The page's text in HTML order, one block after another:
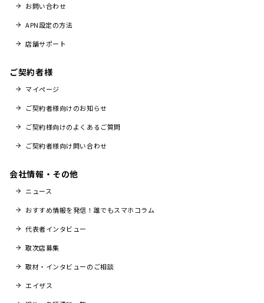
お問い合わせ
APN設定の方法
店舗サポート
ご契約者様
マイページ
ご契約者様向けのお知らせ
ご契約様向けのよくあるご質問
ご契約者様向け問い合わせ
会社情報・その他
ニュース
おすすめ情報を発信！誰でもスマホコラム
代表者インタビュー
取次店募集
取材・インタビューのご相談
エイザス